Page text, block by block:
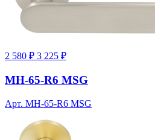
2 580 ₽ 3 225 ₽
MH-65-R6 MSG
Арт. MH-65-R6 MSG